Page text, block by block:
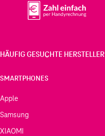
HÄUFIG GESUCHTE HERSTELLER
SMARTPHONES
Apple
Samsung
XIAOMI